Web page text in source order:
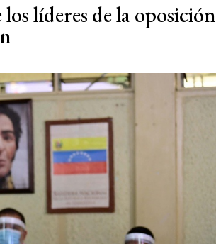
líderes de la oposición